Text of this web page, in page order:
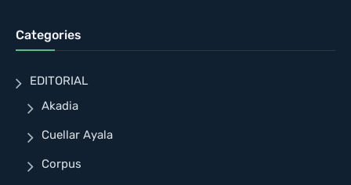
Categories
EDITORIAL
Akadia
Cuellar Ayala
Corpus